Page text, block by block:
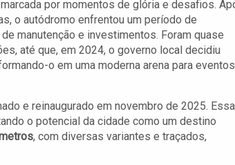
por momentos de glória e desafios.
o autódromo enfrentou um período de
manutenção e investimentos. Foram quase
até que, em 2024, o governo local decidiu
o em uma moderna arena para eventos
e reinaugurado em novembro de 2025. Essa
o potencial da cidade como um destino
, com diversas variantes e traçados,